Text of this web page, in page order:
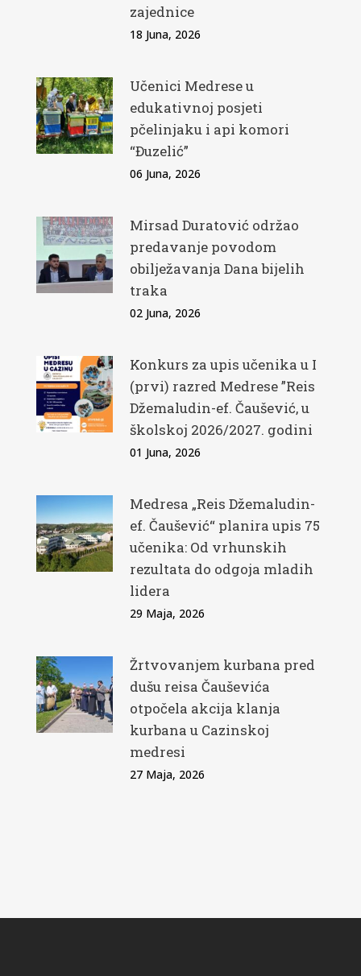
zajednice
18 Juna, 2026
Učenici Medrese u
edukativnoj posjeti
pčelinjaku i api komori
“Đuzelić”
06 Juna, 2026
Mirsad Duratović održao
predavanje povodom
obilježavanja Dana bijelih
traka
02 Juna, 2026
Konkurs za upis učenika u I
(prvi) razred Medrese ”Reis
Džemaludin-ef. Čaušević, u
školskoj 2026/2027. godini
01 Juna, 2026
Medresa „Reis Džemaludin-
ef. Čaušević“ planira upis 75
učenika: Od vrhunskih
rezultata do odgoja mladih
lidera
29 Maja, 2026
Žrtvovanjem kurbana pred
dušu reisa Čauševića
otpočela akcija klanja
kurbana u Cazinskoj
medresi
27 Maja, 2026